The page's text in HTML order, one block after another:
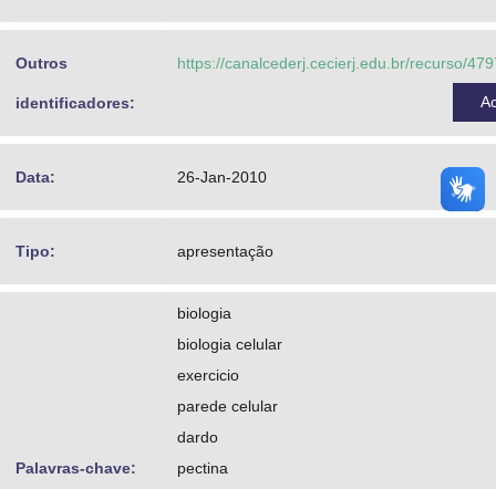
Outros
identificadores:
https://canalcederj.cecierj.edu.br/recurso/
Data: 26-Jan-2010
Tipo: apresentação
Palavras-chave:
biologia
biologia celular
exercicio
parede celular
dardo
pectina